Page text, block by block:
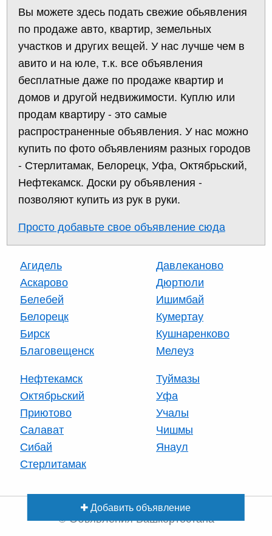
Вы можете здесь подать свежие обьявления
по продаже авто, квартир, земельных
участков и других вещей. У нас лучше чем в
авито и на юле, т.к. все объявления
бесплатные даже по продаже квартир и
домов и другой недвижимости. Куплю или
продам квартиру - это самые
распространенные объявления. У нас можно
купить по фото объявлениям разных городов
- Стерлитамак, Белорецк, Уфа, Октябрьский,
Нефтекамск. Доски ру объявления -
позволяют купить из рук в руки.
Просто добавьте свое объявление сюда
Агидель
Аскарово
Белебей
Белорецк
Бирск
Благовещенск
Давлеканово
Дюртюли
Ишимбай
Кумертау
Кушнаренково
Мелеуз
Нефтекамск
Октябрьский
Приютово
Салават
Сибай
Стерлитамак
Туймазы
Уфа
Учалы
Чишмы
Янаул
© Объявления Башкортостана
Добавить объявление